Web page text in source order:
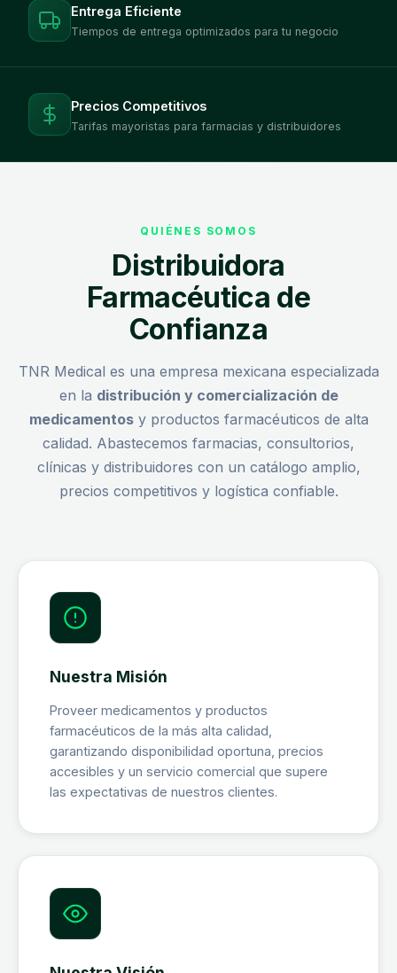
Entrega Eficiente
Tiempos de entrega optimizados para tu negocio
Precios Competitivos
Tarifas mayoristas para farmacias y distribuidores
QUIÉNES SOMOS
Distribuidora
Farmacéutica de
Confianza
TNR Medical es una empresa mexicana especializada
en la distribución y comercialización de
medicamentosy productos farmacéuticos de alta
calidad. Abastecemos farmacias, consultorios,
clínicas y distribuidores con un catálogo amplio,
precios competitivos y logística confiable.
Nuestra Misión
Proveer medicamentos y productos
farmacéuticos de la más alta calidad,
garantizando disponibilidad oportuna, precios
accesibles y un servicio comercial que supere
las expectativas de nuestros clientes.